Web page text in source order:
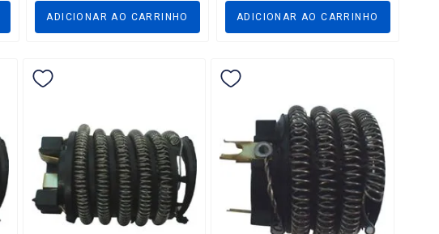
ADICIONAR AO CARRINHO ADICIONAR AO CARRINHO